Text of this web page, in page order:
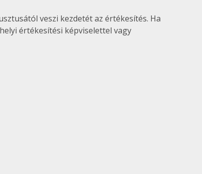
veszi kezdetét az értékesítés. Ha
értékesítési képviselettel vagy